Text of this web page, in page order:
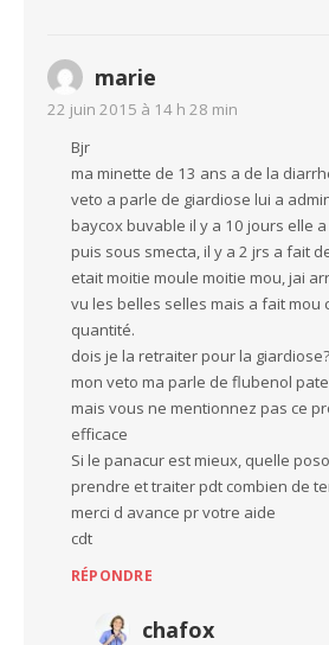
marie
22 juin 2015 à 14 h 28 min
Bjr
ma minette de 13 ans a de la
veto a parle de giardiose lui a
baycox buvable il y a 10 jours elle
puis sous smecta, il y a 2 jrs a fait
etait moitie moule moitie mou, jai
vu les belles selles mais a fait mou
quantité.
dois je la retraiter pour la
mon veto ma parle de flubenol
mais vous ne mentionnez pas ce
efficace
Si le panacur est mieux, quelle
prendre et traiter pdt combien de
merci d avance pr votre aide
cdt
RÉPONDRE
chafox